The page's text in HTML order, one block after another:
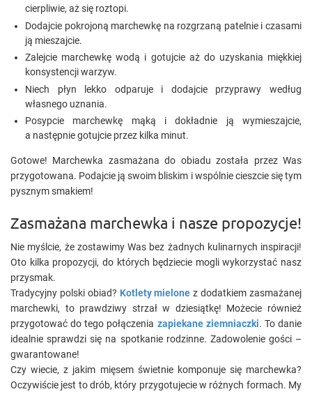
cierpliwie, aż się roztopi.
Dodajcie pokrojoną marchewkę na rozgrzaną patelnie i czasami
ją mieszajcie.
Zalejcie marchewkę wodą i gotujcie aż do uzyskania miękkiej
konsystencji warzyw.
Niech płyn lekko odparuje i dodajcie przyprawy według
własnego uznania.
Posypcie marchewkę mąką i dokładnie ją wymieszajcie,
a następnie gotujcie przez kilka minut.
Gotowe! Marchewka zasmażana do obiadu została przez Was
przygotowana. Podajcie ją swoim bliskim i wspólnie cieszcie się tym
pysznym smakiem!
Zasmażana marchewka i nasze propozycje!
Nie myślcie, że zostawimy Was bez żadnych kulinarnych inspiracji!
Oto kilka propozycji, do których będziecie mogli wykorzystać nasz
przysmak.
Tradycyjny polski obiad? Kotlety mielonez dodatkiem zasmażanej
marchewki, to prawdziwy strzał w dziesiątkę! Możecie również
przygotować do tego połączenia zapiekane ziemniaczki. To danie
idealnie sprawdzi się na spotkanie rodzinne. Zadowolenie gości –
gwarantowane!
Czy wiecie, z jakim mięsem świetnie komponuje się marchewka?
Oczywiście jest to drób, który przygotujecie w różnych formach. My